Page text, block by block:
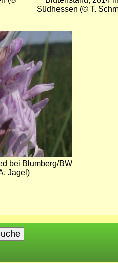
Südhessen (© T.
bei Blumberg/BW
Jagel)